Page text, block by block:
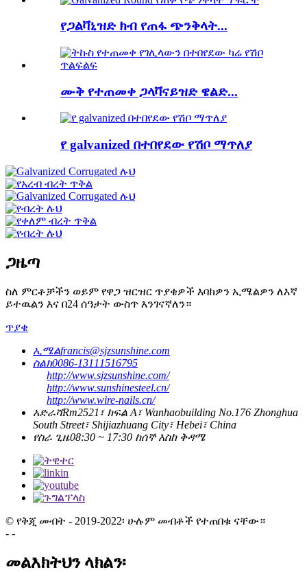
የጋልቫኒዝድ ክብ የጠፋ ጭንቅላት...
ሙቅ የተጠመቀ ጋላቫናይዝድ ዌልድ...
የ galvanized በተበየደው የሽቦ ማጥለያ
ጋዜጣ
ስለ ምርቶቻችን ወይም የዋጋ ዝርዝር ጥያቄዎች እባክዎን ኢሜልዎን ለእኛ
ይተዉልን እና በ24 ሰዓታት ውስጥ እንገናኛለን።
ጥያቄ
ኢሜልfrancis@sjzsunshine.com
ስልክ0086-13111516795
http://www.sjzsunshine.com/
http://www.sunshinesteel.cn/
http://www.wire-nails.cn/
አድራሻRm2521፣ ክፍል A፣ Wanhaobuilding No.176 Zhonghua
South Street፣ Shijiazhuang City፣ Hebei፣ China
የስራ ጊዜ08:30 ~ 17:30 ከሰኞ እስከ ቅዳሜ
© የቅጂ መብት - 2019-2022፡ ሁሉም መብቶች የተጠበቁ ናቸው።
- -
መልእክትህን ላክልን፡